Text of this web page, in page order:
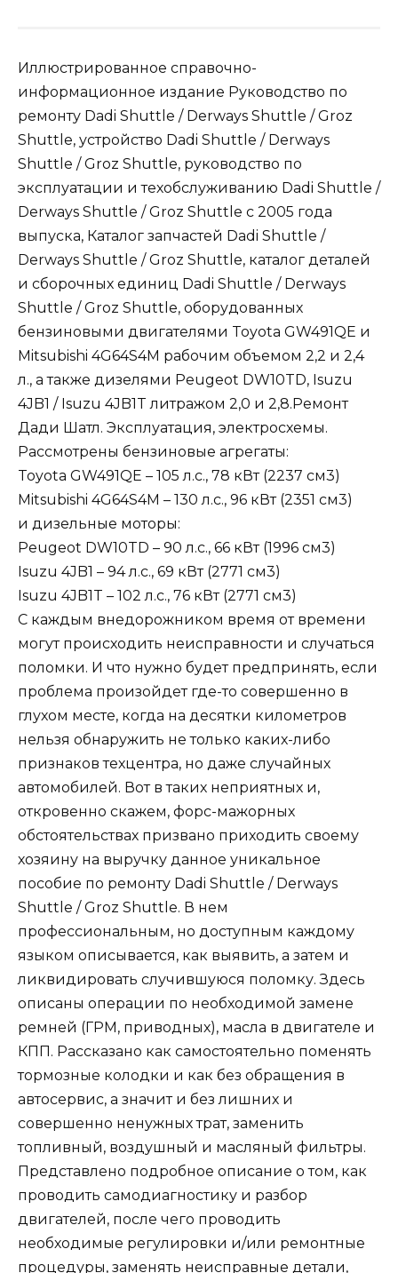
Иллюстрированное справочно-
информационное издание Руководство по
ремонту Dadi Shuttle / Derways Shuttle / Groz
Shuttle, устройство Dadi Shuttle / Derways
Shuttle / Groz Shuttle, руководство по
эксплуатации и техобслуживанию Dadi Shuttle /
Derways Shuttle / Groz Shuttle с 2005 года
выпуска, Каталог запчастей Dadi Shuttle /
Derways Shuttle / Groz Shuttle, каталог деталей
и сборочных единиц Dadi Shuttle / Derways
Shuttle / Groz Shuttle, оборудованных
бензиновыми двигателями Toyota GW491QE и
Mitsubishi 4G64S4M рабочим объемом 2,2 и 2,4
л., а также дизелями Peugeot DW10TD, Isuzu
4JB1 / Isuzu 4JB1T литражом 2,0 и 2,8.Ремонт
Дади Шатл. Эксплуатация, электросхемы.
Рассмотрены бензиновые агрегаты:
Toyota GW491QE – 105 л.с., 78 кВт (2237 см3)
Mitsubishi 4G64S4M – 130 л.с., 96 кВт (2351 см3)
и дизельные моторы:
Peugeot DW10TD – 90 л.с., 66 кВт (1996 см3)
Isuzu 4JB1 – 94 л.с., 69 кВт (2771 см3)
Isuzu 4JB1T – 102 л.с., 76 кВт (2771 см3)
С каждым внедорожником время от времени
могут происходить неисправности и случаться
поломки. И что нужно будет предпринять, если
проблема произойдет где-то совершенно в
глухом месте, когда на десятки километров
нельзя обнаружить не только каких-либо
признаков техцентра, но даже случайных
автомобилей. Вот в таких неприятных и,
откровенно скажем, форс-мажорных
обстоятельствах призвано приходить своему
хозяину на выручку данное уникальное
пособие по ремонту Dadi Shuttle / Derways
Shuttle / Groz Shuttle. В нем
профессиональным, но доступным каждому
языком описывается, как выявить, а затем и
ликвидировать случившуюся поломку. Здесь
описаны операции по необходимой замене
ремней (ГРМ, приводных), масла в двигателе и
КПП. Рассказано как самостоятельно поменять
тормозные колодки и как без обращения в
автосервис, а значит и без лишних и
совершенно ненужных трат, заменить
топливный, воздушный и масляный фильтры.
Представлено подробное описание о том, как
проводить самодиагностику и разбор
двигателей, после чего проводить
необходимые регулировки и/или ремонтные
процедуры, заменять неисправные детали,